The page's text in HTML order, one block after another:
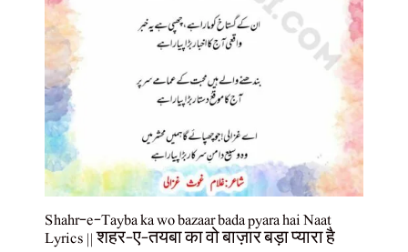
Shahr-e-Tayba ka wo bazaar bada pyara hai Naat
Lyrics || शहर-ए-तयबा का वो बाज़ार बड़ा प्यारा है